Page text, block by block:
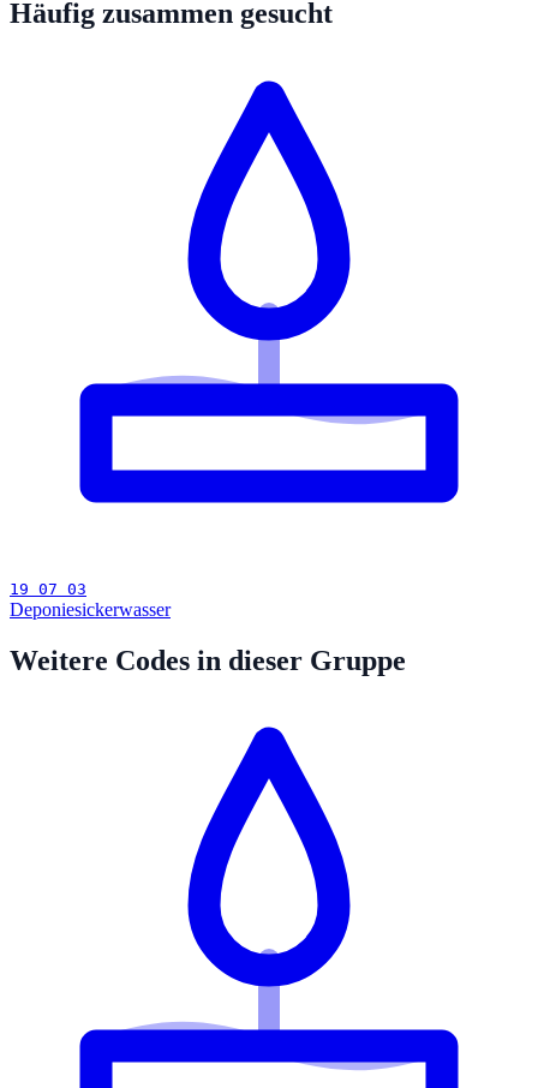
Häufig zusammen gesucht
19 07 03
Deponiesickerwasser
Weitere Codes in dieser Gruppe